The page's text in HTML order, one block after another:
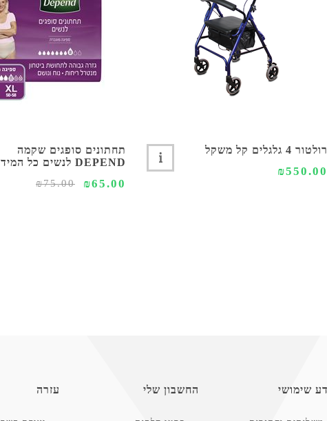
רולטור 4 גלגלים קל משקל
₪550.00
תחתונים סופגים שקמה
DEPEND לנשים כל המידות
₪65.00
₪75.00
שימושי החשבון שלי עזרה